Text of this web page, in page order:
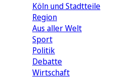
Köln und Stadtteile
Region
Aus aller Welt
Sport
Politik
Debatte
Wirtschaft